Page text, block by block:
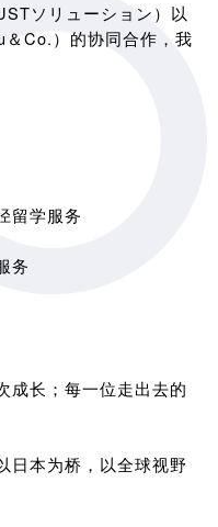
ソリューション）以
Co.）的协同合作，我
留学服务
务
成长；每一位走出去的
日本为桥，以全球视野